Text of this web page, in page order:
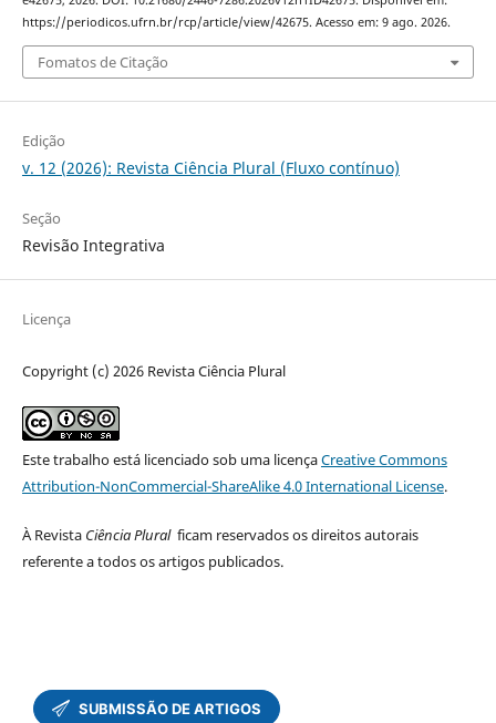
https://periodicos.ufrn.br/rcp/article/view/42675. Acesso em: 9 ago. 2026.
Fomatos de Citação
Edição
v. 12 (2026): Revista Ciência Plural (Fluxo contínuo)
Seção
Revisão Integrativa
Licença
Copyright (c) 2026 Revista Ciência Plural
Este trabalho está licenciado sob uma licençaCreative Commons
Attribution-NonCommercial-ShareAlike 4.0 International License.
À Revista Ciência Plural ficam reservados os direitos autorais
referente a todos os artigos publicados.